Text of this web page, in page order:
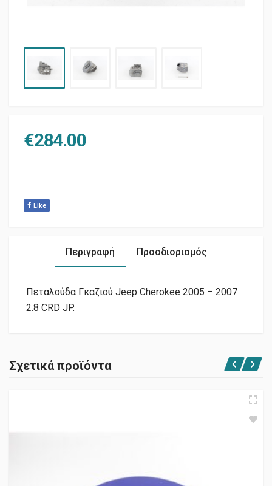
€284.00
Like
Περιγραφή Προσδιορισμός
Πεταλούδα Γκαζιού Jeep Cherokee 2005 – 2007
2.8 CRD JP.
Σχετικά προϊόντα